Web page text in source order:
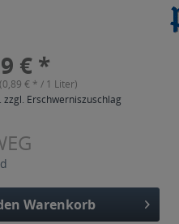
€ *
€ * / 1 Liter)
zzgl. Erschwerniszuschlag
Warenkorb